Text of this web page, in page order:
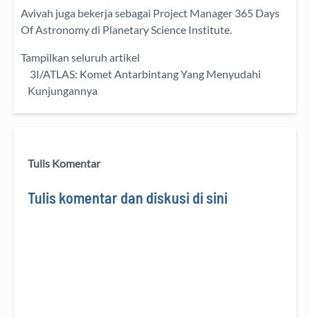
Avivah juga bekerja sebagai Project Manager 365 Days
Of Astronomydi Planetary Science Institute.
Tampilkan seluruh artikel
3I/ATLAS: Komet Antarbintang Yang Menyudahi
Kunjungannya
Tulis Komentar
Tulis komentar dan diskusi di sini